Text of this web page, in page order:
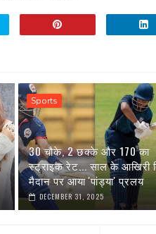
Sports
30 चौके, 2 छक्के और 170 का
स्ट्राइक रेट... साल के आखिरी
मैदान पर आया 'पांड्या' प्रलय
DECEMBER 31, 2025